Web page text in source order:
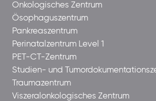
Onkologisches Zentrum
Ösophaguszentrum
Pankreaszentrum
Perinatalzentrum Level 1
PET-CT-Zentrum
Studien- und
Traumazentrum
Viszeralonkologisches Zentrum